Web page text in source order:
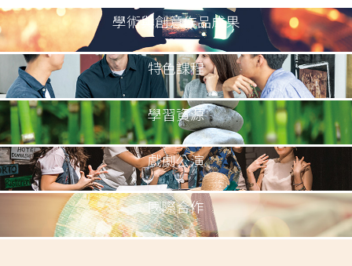
學術與創意作品成果
特色課程
學習資源
戲劇公演
國際合作